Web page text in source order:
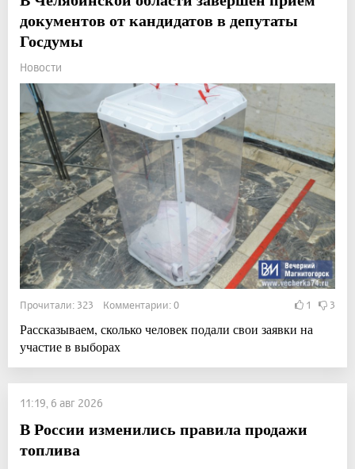
документов от кандидатов в депутаты
Госдумы
Новости
Прочитали: 323 Комментарии: 0 1 3
Рассказываем, сколько человек подали свои заявки на
участие в выборах
11:19, 6 авг 2026
В России изменились правила продажи
топлива